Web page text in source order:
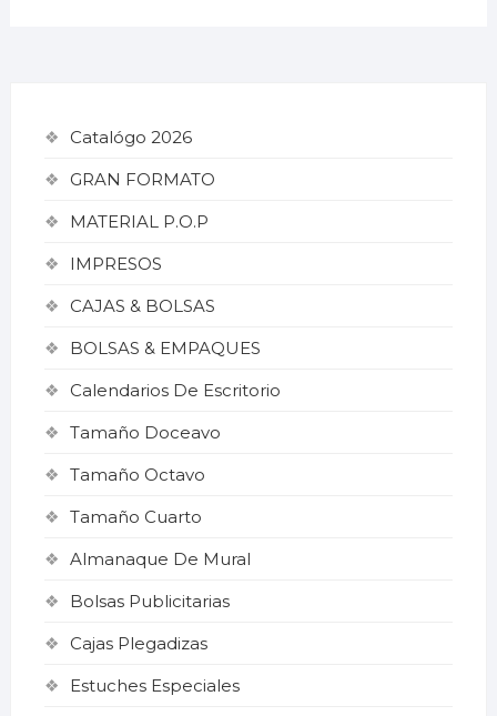
Catalógo 2026
GRAN FORMATO
MATERIAL P.O.P
IMPRESOS
CAJAS & BOLSAS
BOLSAS & EMPAQUES
Calendarios De Escritorio
Tamaño Doceavo
Tamaño Octavo
Tamaño Cuarto
Almanaque De Mural
Bolsas Publicitarias
Cajas Plegadizas
Estuches Especiales